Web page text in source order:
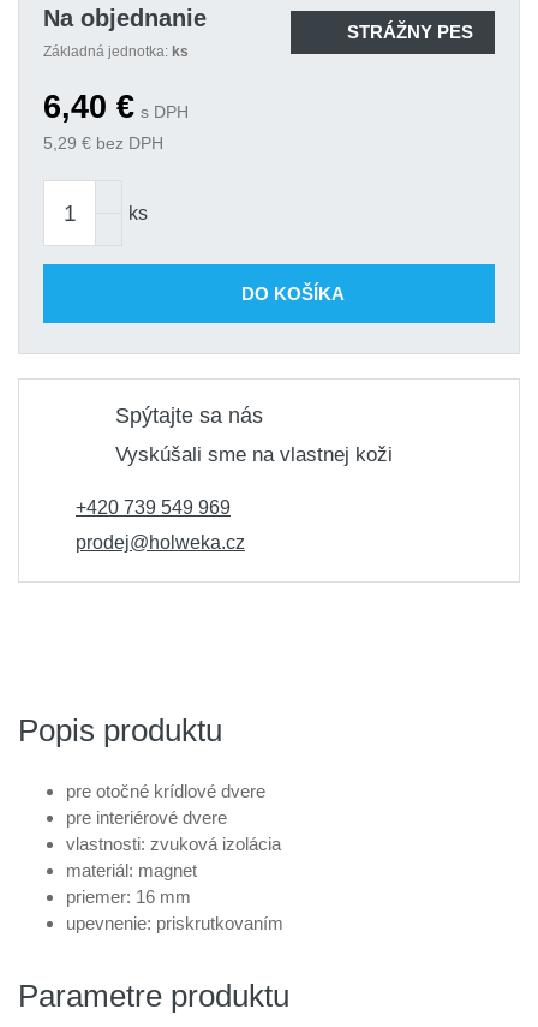
Na objednanie
Základná jednotka: ks
STRÁŽNY PES
6,40 € s DPH
5,29 € bez DPH
ks
DO KOŠÍKA
Spýtajte sa nás
Vyskúšali sme na vlastnej koži
+420 739 549 969
prodej@holweka.cz
Popis produktu
pre otočné krídlové dvere
pre interiérové dvere
vlastnosti: zvuková izolácia
materiál: magnet
priemer: 16 mm
upevnenie: priskrutkovaním
Parametre produktu